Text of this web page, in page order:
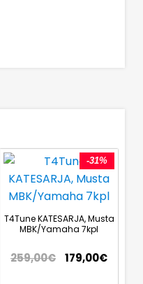
-31%
T4Tune KATESARJA, Musta
MBK/Yamaha 7kpl
259,00€ 179,00€